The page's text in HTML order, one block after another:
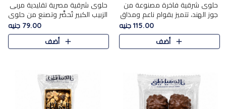
حلوى شرقية فاخرة مصنوعة من
جوز الهند، تتميز بقوام ناعم ومذاق
غني، وتزين بقطع من الفستق
الفاخر التي تضيف عليها قرمشة
115.00 جنيه
أضف
حلوى شرقية مصرية تقليدية مربى
الزبيب الكبير تُحضَّر وتصنع من حلوي
جوز الهند باسد بقوام طري ومذاق
غني، وتُزين وتغطا بحبات الزبيب
الذهبي التي ..
79.00 جنيه
أضف